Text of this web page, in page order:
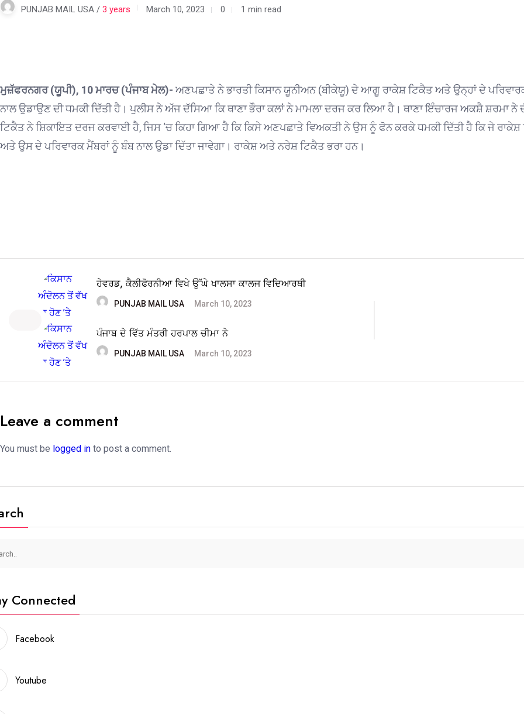
PUNJAB MAIL USA / 3 years March 10, 2023 0 1 min read
ਮੁਜ਼ੱਫਰਨਗਰ (ਯੂਪੀ), 10 ਮਾਰਚ (ਪੰਜਾਬ ਮੇਲ)- ਅਣਪਛਾਤੇ ਨੇ ਭਾਰਤੀ ਕਿਸਾਨ ਯੂਨੀਅਨ (ਬੀਕੇਯੂ) ਦੇ ਆਗੂ ਰਾਕੇਸ਼ ਟਿਕੈਤ ਅਤੇ ਉਨ੍ਹਾਂ ਦੇ
ਨਾਲ ਉਡਾਉਣ ਦੀ ਧਮਕੀ ਦਿੱਤੀ ਹੈ। ਪੁਲੀਸ ਨੇ ਅੱਜ ਦੱਸਿਆ ਕਿ ਥਾਣਾ ਭੌਰਾ ਕਲਾਂ ਨੇ ਮਾਮਲਾ ਦਰਜ ਕਰ ਲਿਆ ਹੈ। ਥਾਣਾ ਇੰਚਾਰਜ ਅਕਸ਼ੈ ਸ਼ਰਮਾ
ਟਿਕੈਤ ਨੇ ਸ਼ਿਕਾਇਤ ਦਰਜ ਕਰਵਾਈ ਹੈ, ਜਿਸ ‘ਚ ਕਿਹਾ ਗਿਆ ਹੈ ਕਿ ਕਿਸੇ ਅਣਪਛਾਤੇ ਵਿਅਕਤੀ ਨੇ ਉਸ ਨੂੰ ਫੋਨ ਕਰਕੇ ਧਮਕੀ ਦਿੱਤੀ ਹੈ ਕਿ ਜੇ
ਅਤੇ ਉਸ ਦੇ ਪਰਿਵਾਰਕ ਮੈਂਬਰਾਂ ਨੂੰ ਬੰਬ ਨਾਲ ਉਡਾ ਦਿੱਤਾ ਜਾਵੇਗਾ। ਰਾਕੇਸ਼ ਅਤੇ ਨਰੇਸ਼ ਟਿਕੈਤ ਭਰਾ ਹਨ।
ਹੇਵਰਡ, ਕੈਲੀਫੋਰਨੀਆ ਵਿਖੇ ਉੱਘੇ ਖਾਲਸਾ ਕਾਲਜ ਵਿਦਿਆਰਥੀ
PUNJAB MAIL USA March 10, 2023
ਪੰਜਾਬ ਦੇ ਵਿੱਤ ਮੰਤਰੀ ਹਰਪਾਲ ਚੀਮਾ ਨੇ
PUNJAB MAIL USA March 10, 2023
Leave a comment
You must be logged in to post a comment.
Connected
Facebook
Youtube